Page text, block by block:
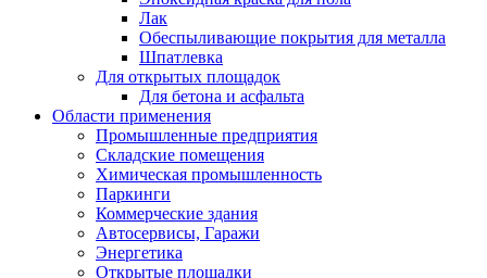
Лак
Обеспыливающие покрытия для металла
Шпатлевка
Для открытых площадок
Для бетона и асфальта
Области применения
Промышленные предприятия
Складские помещения
Химическая промышленность
Паркинги
Коммерческие здания
Автосервисы, Гаражи
Энергетика
Открытые площадки